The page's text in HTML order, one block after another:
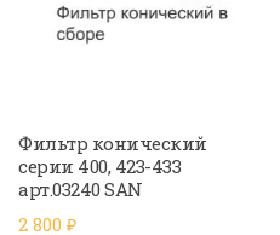
Фильтр конический
серии 400, 423-433
арт.03240 SAN
2 800 ₽